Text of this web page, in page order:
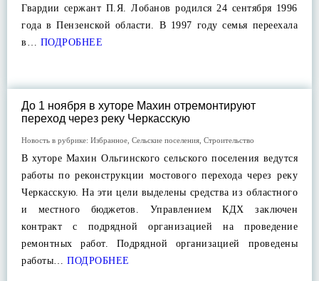
Гвардии сержант П.Я. Лобанов родился 24 сентября 1996
года в Пензенской области. В 1997 году семья переехала
в… ПОДРОБНЕЕ
До 1 ноября в хуторе Махин отремонтируют
переход через реку Черкасскую
Новость в рубрике: Избранное Сельские поселения Строительство
В хуторе Махин Ольгинского сельского поселения ведутся
работы по реконструкции мостового перехода через реку
Черкасскую. На эти цели выделены средства из областного
и местного бюджетов. Управлением КДХ заключен
контракт с подрядной организацией на проведение
ремонтных работ. Подрядной организацией проведены
работы… ПОДРОБНЕЕ